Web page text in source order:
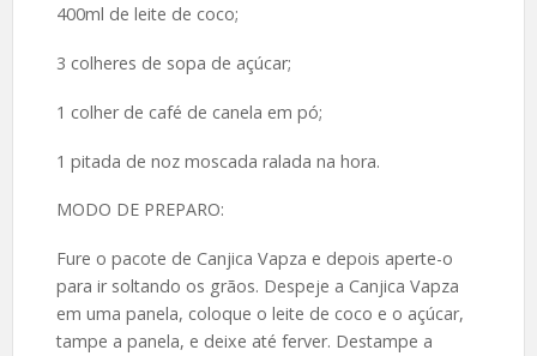
400ml de leite de coco;
3 colheres de sopa de açúcar;
1 colher de café de canela em pó;
1 pitada de noz moscada ralada na hora.
MODO DE PREPARO:
Fure o pacote de Canjica Vapza e depois aperte-o
para ir soltando os grãos. Despeje a Canjica Vapza
em uma panela, coloque o leite de coco e o açúcar,
tampe a panela, e deixe até ferver. Destampe a